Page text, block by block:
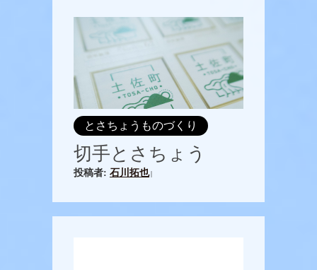
とさちょうものづくり
切手とさちょう
投稿者: 石川拓也|